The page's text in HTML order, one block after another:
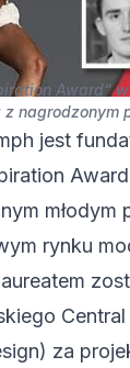
Award“
nagrodzonym
jest
młodym
rynku
za